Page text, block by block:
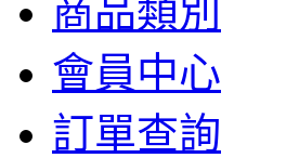
商品類別
會員中心
訂單查詢